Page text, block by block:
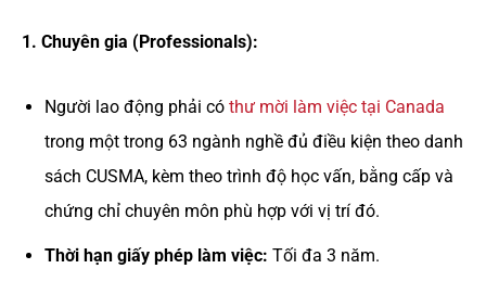
1. Chuyên gia (Professionals):
Người lao động phải có thư mời làm việc tại Canada
trong một trong 63 ngành nghề đủ điều kiện theo danh
sách CUSMA, kèm theo trình độ học vấn, bằng cấp và
chứng chỉ chuyên môn phù hợp với vị trí đó.
Thời hạn giấy phép làm việc: Tối đa 3 năm.